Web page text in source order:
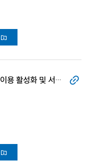
버스가 달라졌어요 - 버스 이용 활성화 및 서비스 개선 사례